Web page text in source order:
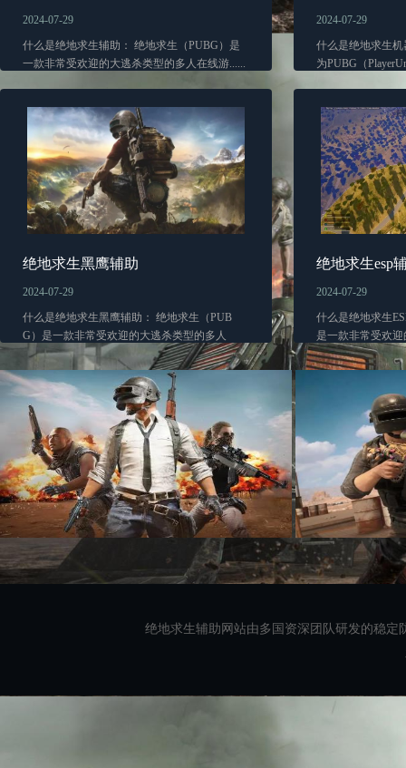
2024-07-29
什么是绝地求生辅助： 绝地求生（PUBG）是
一款非常受欢迎的大逃杀类型的多人在线游......
2024-07-29
什么是绝地求生
为PUBG（
绝地求生黑鹰辅助
2024-07-29
什么是绝地求生黑鹰辅助： 绝地求生（PUB
G）是一款非常受欢迎的大逃杀类型的多人
在......
绝地求生esp
2024-07-29
什么是绝地求生
是一款非常受欢
绝地求生辅助网站由多国资深团队研发的稳